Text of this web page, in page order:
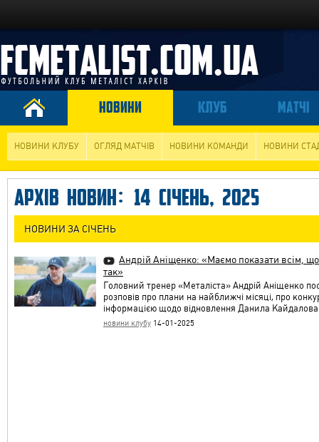
НОВИНИ КЛУБ МАТЧІ
НОВИНИ КЛУБУ ОГЛЯД МАТЧІВ НОВИНИ КОМАНДИ НОВИНИ
АРХІВ НОВИН: 14 СІЧЕНЬ, 2025
НОВИНИ ЗА СІЧЕНЬ
Андрій Аніщенко: «Маємо показати всім,
так»
Головний тренер «Металіста» Андрій Аніщенко
розповів про плани на найближчі місяці, про
інформацією щодо відновлення Данила
новини клубу 14-01-2025